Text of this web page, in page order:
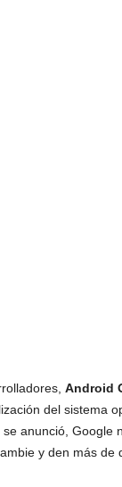
Android
del sistema
anunció, Google
y den más de